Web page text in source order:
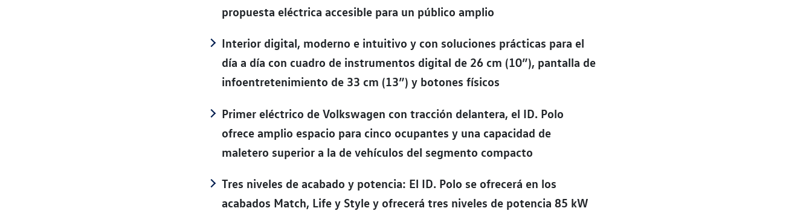
propuesta eléctrica accesible para un público amplio
Interior digital, moderno e intuitivo y con soluciones prácticas para el
día a día con cuadro de instrumentos digital de 26 cm (10”), pantalla de
infoentretenimiento de 33 cm (13”) y botones físicos
Primer eléctrico de Volkswagen con tracción delantera, el ID. Polo
ofrece amplio espacio para cinco ocupantes y una capacidad de
maletero superior a la de vehículos del segmento compacto
Tres niveles de acabado y potencia: El ID. Polo se ofrecerá en los
acabados Match, Life y Style y ofrecerá tres niveles de potencia 85 kW